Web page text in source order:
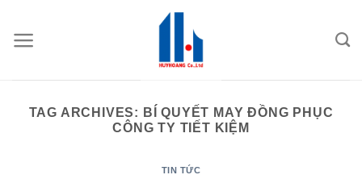
content
TAG ARCHIVES: BÍ QUYẾT MAY ĐỒNG PHỤC
CÔNG TY TIẾT KIỆM
TIN TỨC